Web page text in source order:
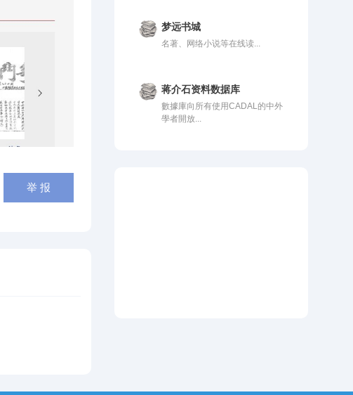
举 报
梦远书城
名著、网络小说等在线读...
蒋介石资料数据库
數據庫向所有使用CADAL的中外
學者開放...